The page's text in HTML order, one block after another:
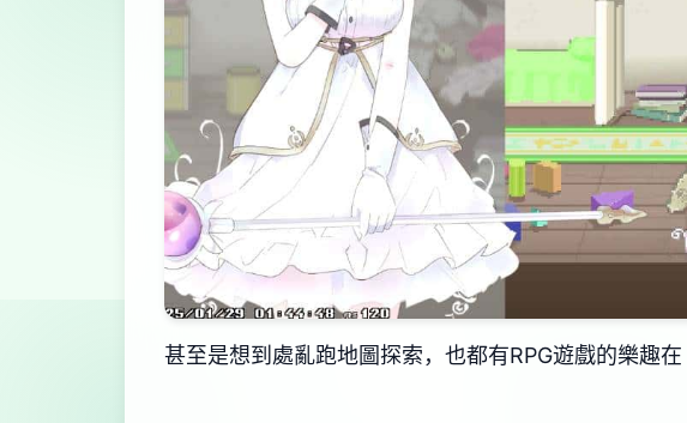
甚至是想到處亂跑地圖探索，也都有RPG遊戲的樂趣在